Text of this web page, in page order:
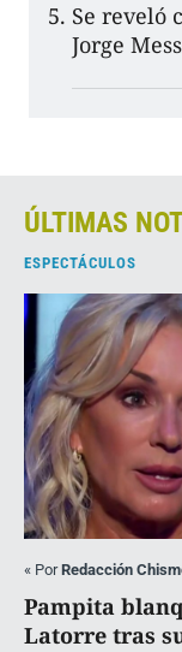
Se reveló
Jorge
ÚLTIMAS
ESPECTÁCULOS
« PorRedacción
Pampita
Latorre tras